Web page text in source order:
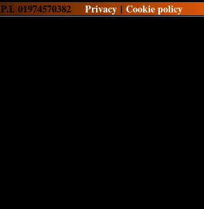
P.I. 01974570382 Privacy | Cookie policy